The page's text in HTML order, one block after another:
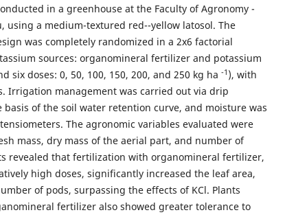
in a greenhouse at the Faculty of Agronomy -
using a medium-textured red--yellow latosol. The
was completely randomized in a 2x6 factorial
sources: organomineral fertilizer and potassium
six doses: 0, 50, 100, 150, 200, and 250 kg ha -1 ), with
Irrigation management was carried out via drip
of the soil water retention curve, and moisture was
The agronomic variables evaluated were
mass, dry mass of the aerial part, and number of
revealed that fertilization with organomineral fertilizer,
high doses, significantly increased the leaf area,
of pods, surpassing the effects of KCl. Plants
fertilizer also showed greater tolerance to